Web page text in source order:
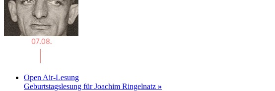
Open Air-Lesung
Geburtstagslesung für Joachim Ringelnatz »